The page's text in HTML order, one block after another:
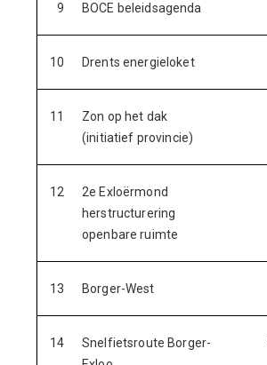
9 BOCE beleidsagenda
10 Drents energieloket
11
Zon op het dak
(initiatief provincie)
12
2e Exloërmond
herstructurering
openbare ruimte
13 Borger-West
14
Snelfietsroute Borger-